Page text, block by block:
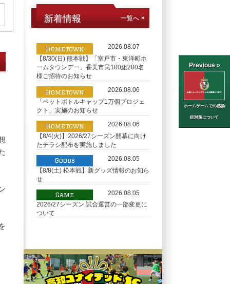
Previous »
ホームゲームでの感染
症対策について
新着情報 一覧へ »
Hometown
2026.08.07
【8/30(日) 熊本戦】「室戸市・東洋町ホ
ームタウンデー」香美市民100組200名
様ご招待のお知らせ
Hometown
2026.08.06
「ペットボトルキャップ1万個プロジェ
クト」実施のお知らせ
Hometown
2026.08.06
【8/4(火)】2026/27シーズン開幕に向け
たチラシ配布を実施しました
Goods
2026.08.05
【8/8(土) 松本戦】新グッズ情報のお知ら
せ
Game
2026.08.05
2026/27シーズン 試合運営の一部変更に
ついて